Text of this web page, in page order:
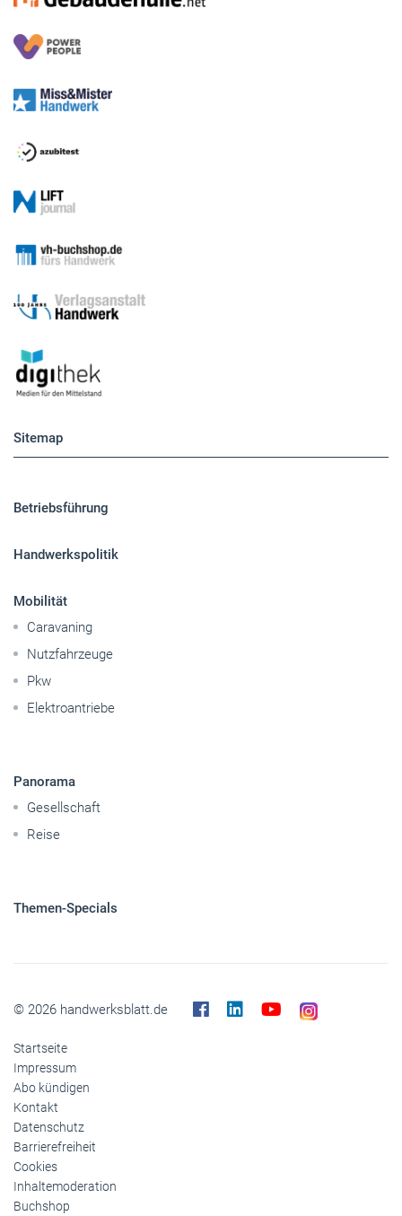
Sitemap
Betriebsführung
Handwerkspolitik
Mobilität
Caravaning
Nutzfahrzeuge
Pkw
Elektroantriebe
Panorama
Gesellschaft
Reise
Themen-Specials
© 2026 handwerksblatt.de
Startseite
Impressum
Abo kündigen
Kontakt
Datenschutz
Barrierefreiheit
Cookies
Inhaltemoderation
Buchshop